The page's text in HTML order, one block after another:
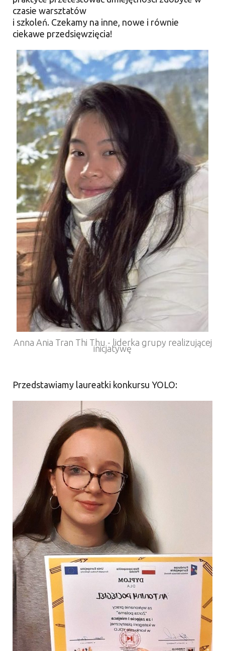
czasie warsztatów
i szkoleń. Czekamy na inne, nowe i równie
ciekawe przedsięwzięcia!
Anna Ania Tran Thi Thu - liderka grupy realizującej
inicjatywę
Przedstawiamy laureatki konkursu YOLO: